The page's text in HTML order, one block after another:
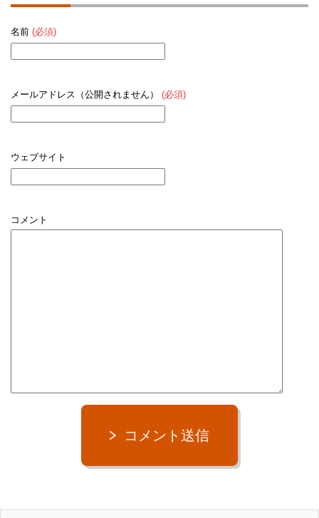
名前 (必須)
メールアドレス（公開されません） (必須)
ウェブサイト
コメント
コメント送信